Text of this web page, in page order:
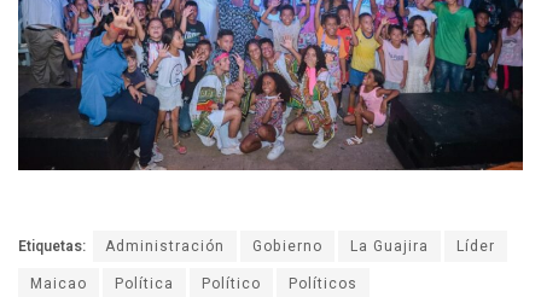
Etiquetas: Administración Gobierno La Guajira
Líder
Maicao
Política Político Políticos